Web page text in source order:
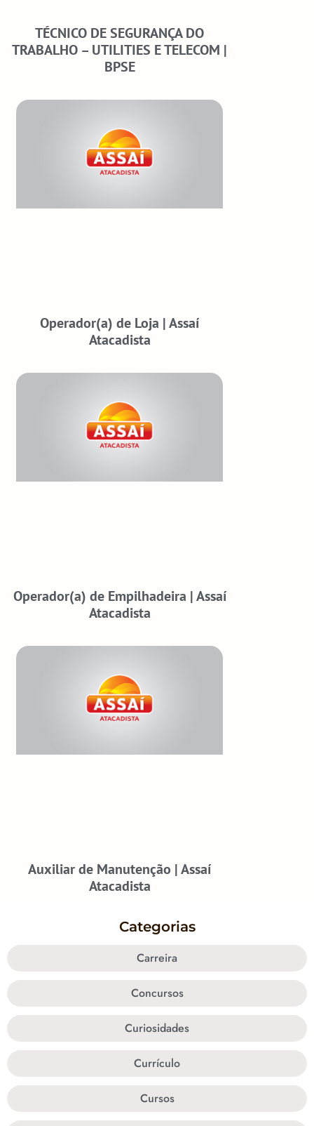
TÉCNICO DE SEGURANÇA DO
TRABALHO – UTILITIES E TELECOM |
BPSE
Operador(a) de Loja | Assaí
Atacadista
Operador(a) de Empilhadeira | Assaí
Atacadista
Auxiliar de Manutenção | Assaí
Atacadista
Categorias
Carreira
Concursos
Curiosidades
Currículo
Cursos